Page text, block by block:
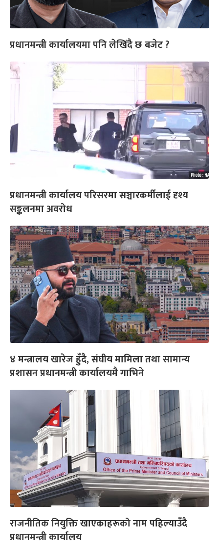
प्रधानमन्त्री कार्यालयमा पनि लेखिँदै छ बजेट ?
प्रधानमन्त्री कार्यालय परिसरमा सञ्चारकर्मीलाई दृश्य
सङ्कलनमा अवरोध
४ मन्त्रालय खारेज हुँदै, संघीय मामिला तथा सामान्य
प्रशासन प्रधानमन्त्री कार्यालयमै गाभिने
राजनीतिक नियुक्ति खाएकाहरूको नाम पहिल्याउँदै
प्रधानमन्त्री कार्यालय